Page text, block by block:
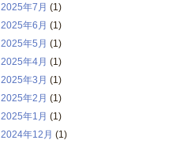
2025年7月 (1)
2025年6月 (1)
2025年5月 (1)
2025年4月 (1)
2025年3月 (1)
2025年2月 (1)
2025年1月 (1)
2024年12月 (1)